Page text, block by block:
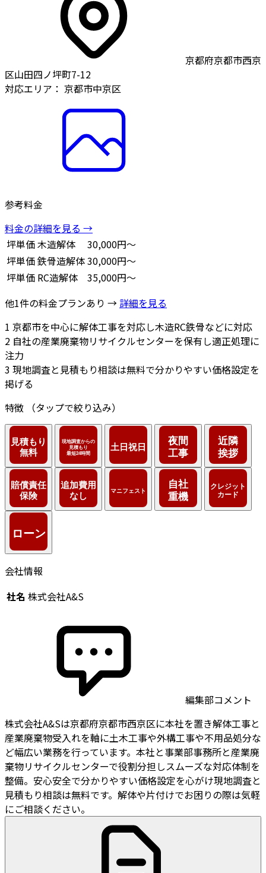
京都府京都市西京
区山田四ノ坪町7-12
対応エリア： 京都市中京区
参考料金
料金の詳細を見る →
坪単価木造解体
30,000円～
坪単価鉄骨造解体30,000円～
坪単価 RC造解体
35,000円～
他1件の料金プランあり → 詳細を見る
1 京都市を中心に解体工事を対応し木造RC鉄骨などに対応
2 自社の産業廃棄物リサイクルセンターを保有し適正処理に
注力
3 現地調査と見積もり相談は無料で分かりやすい価格設定を
掲げる
特徴
（タップで絞り込み）
会社情報
社名 株式会社A&S
編集部コメント
株式会社A&Sは京都府京都市西京区に本社を置き解体工事と
産業廃棄物受入れを軸に土木工事や外構工事や不用品処分な
ど幅広い業務を行っています。本社と事業部事務所と産業廃
棄物リサイクルセンターで役割分担しスムーズな対応体制を
整備。安心安全で分かりやすい価格設定を心がけ現地調査と
見積もり相談は無料です。解体や片付けでお困りの際は気軽
にご相談ください。